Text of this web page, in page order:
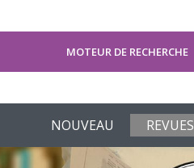
MOTEUR DE RECHERCHE
NOUVEAU REVUES